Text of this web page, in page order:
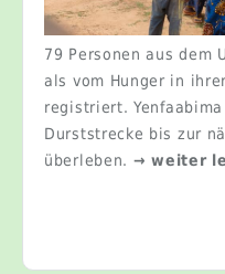
79 Personen aus dem
als vom Hunger in
registriert.
Durststrecke bis zur
überleben. → weiter